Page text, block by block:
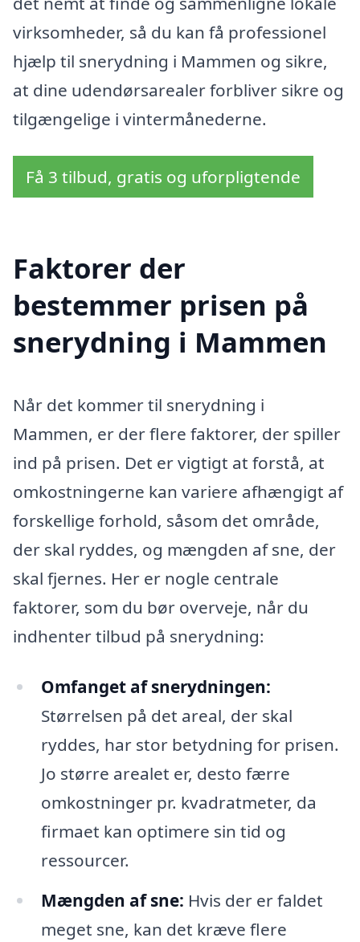
virksomheder, så du kan få professionel
hjælp til snerydning i Mammen og sikre,
at dine udendørsarealer forbliver sikre og
tilgængelige i vintermånederne.
Få 3 tilbud, gratis og uforpligtende
Faktorer der
bestemmer prisen på
snerydning i Mammen
Når det kommer til snerydning i
Mammen, er der flere faktorer, der spiller
ind på prisen. Det er vigtigt at forstå, at
omkostningerne kan variere afhængigt af
forskellige forhold, såsom det område,
der skal ryddes, og mængden af sne, der
skal fjernes. Her er nogle centrale
faktorer, som du bør overveje, når du
indhenter tilbud på snerydning:
Omfanget af snerydningen:
Størrelsen på det areal, der skal
ryddes, har stor betydning for prisen.
Jo større arealet er, desto færre
omkostninger pr. kvadratmeter, da
firmaet kan optimere sin tid og
ressourcer.
Mængden af sne: Hvis der er faldet
meget sne, kan det kræve flere